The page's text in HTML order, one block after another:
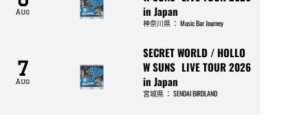
Aug
in Japan
神奈川県： Music Bar Journey
7
Aug
SECRET WORLD / HOLLO
W SUNS LIVE TOUR 2026
in Japan
宮城県： SENDAI BIRDLAND